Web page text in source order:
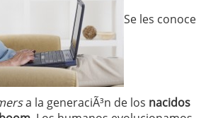
Se les conoce
a la generaciÃ³n de los nacidos